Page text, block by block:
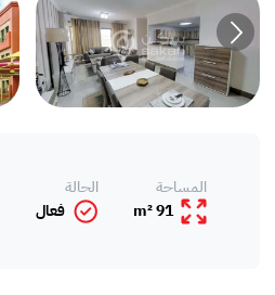
المساحة
91 m²
الحالة
فعال